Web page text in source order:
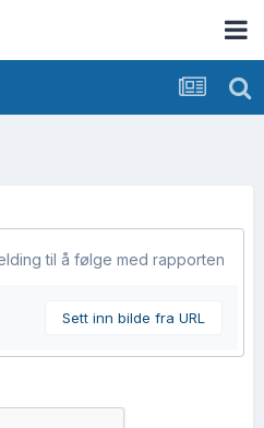
til å følge med rapporten
Sett inn bilde fra URL